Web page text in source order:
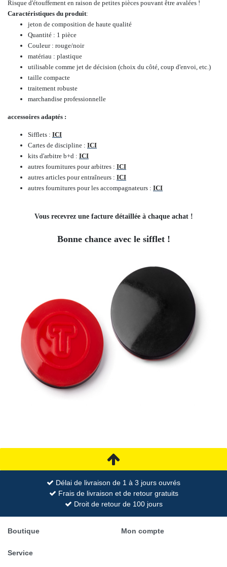
Risque d'étouffement en raison de petites pièces pouvant être avalées !
Caractéristiques du produit:
jeton de composition de haute qualité
Quantité : 1 pièce
Couleur : rouge/noir
matériau : plastique
utilisable comme jet de décision (choix du côté, coup d'envoi, etc.)
taille compacte
traitement robuste
marchandise professionnelle
accessoires adaptés :
Sifflets : ICI
Cartes de discipline : ICI
kits d'arbitre b+d : ICI
autres fournitures pour arbitres : ICI
autres articles pour entraîneurs : ICI
autres fournitures pour les accompagnateurs : ICI
Vous recevrez une facture détaillée à chaque achat !
Bonne chance avec le sifflet !
Délai de livraison de 1 à 3 jours ouvrés
Frais de livraison et de retour gratuits
Droit de retour de 100 jours
Boutique Mon compte
Service